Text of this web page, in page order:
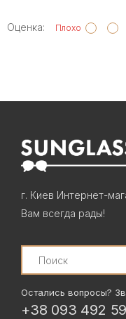
Оценка: Плохо
г. Киев Интернет-
Вам всегда рады!
Search
Остались вопросы?
+38 093 492